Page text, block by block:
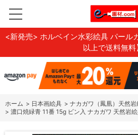
<新発売> ホルベイン水彩絵具 パール
以上で送料無料
ホーム > 日本画絵具 > ナカガワ（鳳凰）天然岩
> 濃口焼緑青 11番 15g ビン入 ナカガワ 天然岩